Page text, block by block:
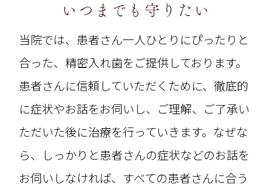
いつまでも守りたい
当院では、患者さん一人ひとりにぴったりと
合った、精密入れ歯をご提供しております。
患者さんに信頼していただくために、徹底的
に症状やお話をお伺いし、ご理解、ご了承い
ただいた後に治療を行っていきます。なぜな
ら、しっかりと患者さんの症状などのお話を
お伺いしなければ、すべての患者さんに合う